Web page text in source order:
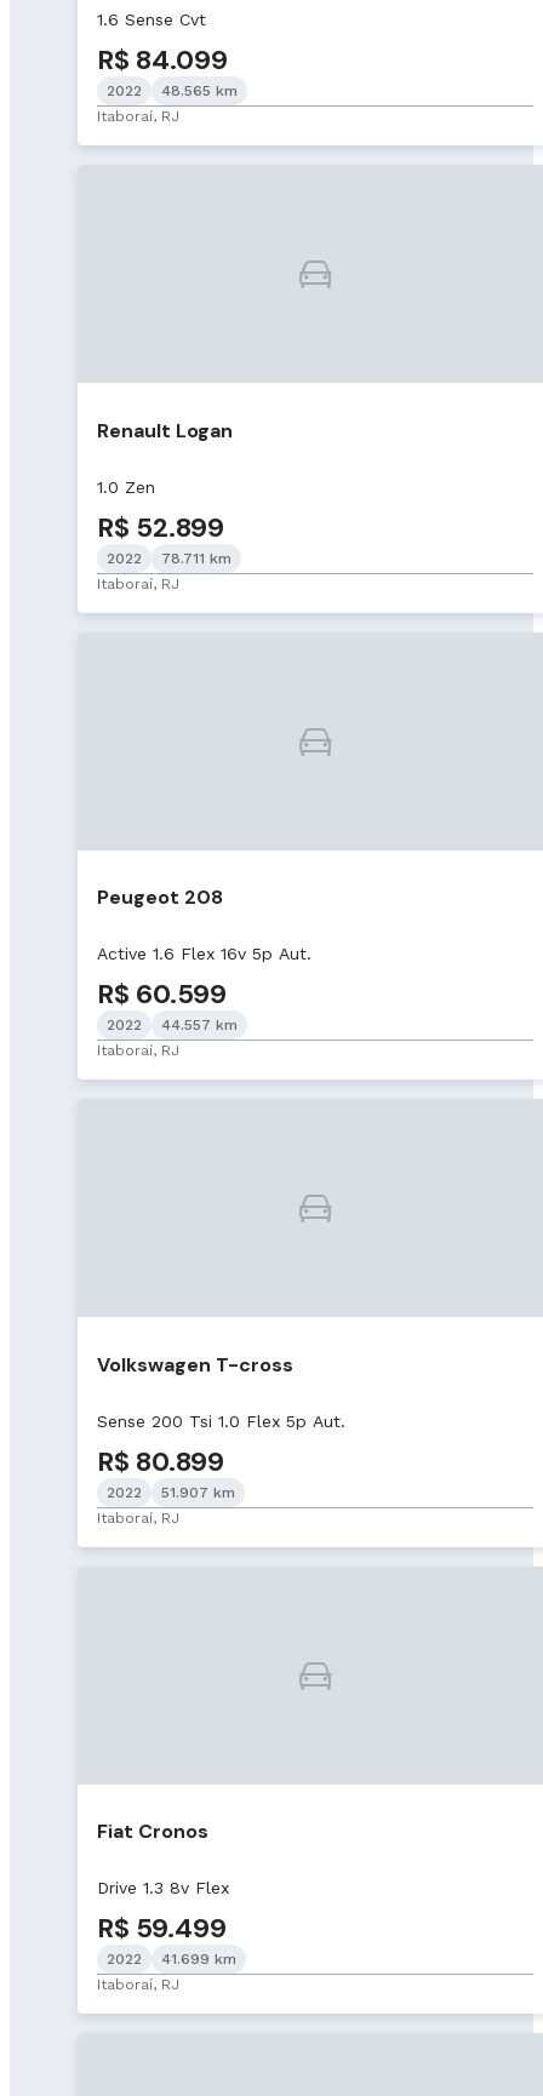
1.6 Sense Cvt
R$ 84.099
2022
48.565 km
Itaboraí, RJ
Renault Logan
1.0 Zen
R$ 52.899
2022
78.711 km
Itaboraí, RJ
Peugeot 208
Active 1.6 Flex 16v 5p Aut.
R$ 60.599
2022
44.557 km
Itaboraí, RJ
Volkswagen T-cross
Sense 200 Tsi 1.0 Flex 5p Aut.
R$ 80.899
2022
51.907 km
Itaboraí, RJ
Fiat Cronos
Drive 1.3 8v Flex
R$ 59.499
2022
41.699 km
Itaboraí, RJ